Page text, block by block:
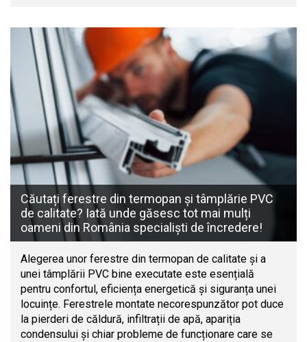
Căutați ferestre din termopan și tâmplărie PVC
de calitate? Iată unde găsesc tot mai mulți
oameni din România specialiști de încredere!
Alegerea unor ferestre din termopan de calitate și a
unei tâmplării PVC bine executate este esențială
pentru confortul, eficiența energetică și siguranța unei
locuințe. Ferestrele montate necorespunzător pot duce
la pierderi de căldură, infiltrații de apă, apariția
condensului și chiar probleme de funcționare care se